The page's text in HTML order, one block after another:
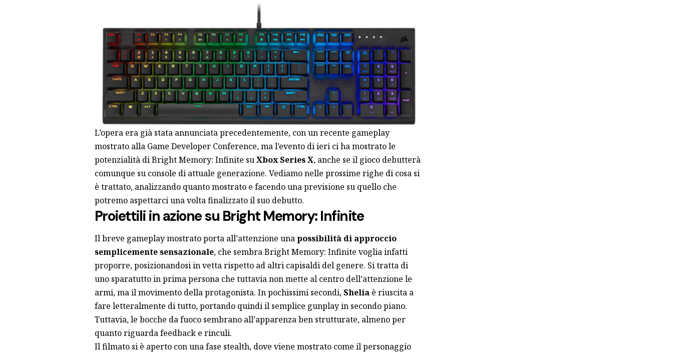
L’opera era già stata annunciata precedentemente, con un recente gameplay
mostrato alla Game Developer Conference, ma l’evento di ieri ci ha mostrato le
potenzialità di Bright Memory: Infinite suXbox Series X, anche se il gioco debutterà
comunque su console di attuale generazione. Vediamo nelle prossime righe di cosa si
è trattato, analizzando quanto mostrato e facendo una previsione su quello che
potremo aspettarci una volta finalizzato il suo debutto.
Proiettili in azione su Bright Memory: Infinite
Il breve gameplay mostrato porta all’attenzione unapossibilità di approccio
semplicemente sensazionale, che sembra Bright Memory: Infinite voglia infatti
proporre, posizionandosi in vetta rispetto ad altri capisaldi del genere. Si tratta di
uno sparatutto in prima persona che tuttavia non mette al centro dell’attenzione le
armi, ma il movimento della protagonista. In pochissimi secondi,Sheliaè riuscita a
fare letteralmente di tutto, portando quindi il semplice gunplay in secondo piano.
Tuttavia, le bocche da fuoco sembrano all’apparenza ben strutturate, almeno per
quanto riguarda feedback e rinculi.
Il filmato si è aperto con una fase stealth, dove viene mostrato come il personaggio